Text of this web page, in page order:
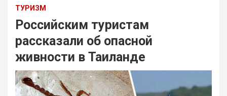
ТУРИЗМ
Российским туристам
рассказали об опасной
живности в Таиланде